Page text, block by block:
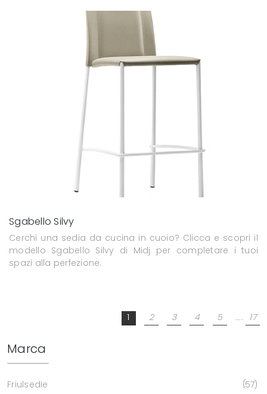
Sgabello Silvy
Cerchi una sedia da cucina in cuoio? Clicca e scopri il
modello Sgabello Silvy di Midj per completare i tuoi
spazi alla perfezione.
1 2 3 4 5 .... 17
Marca
Friulsedie 57